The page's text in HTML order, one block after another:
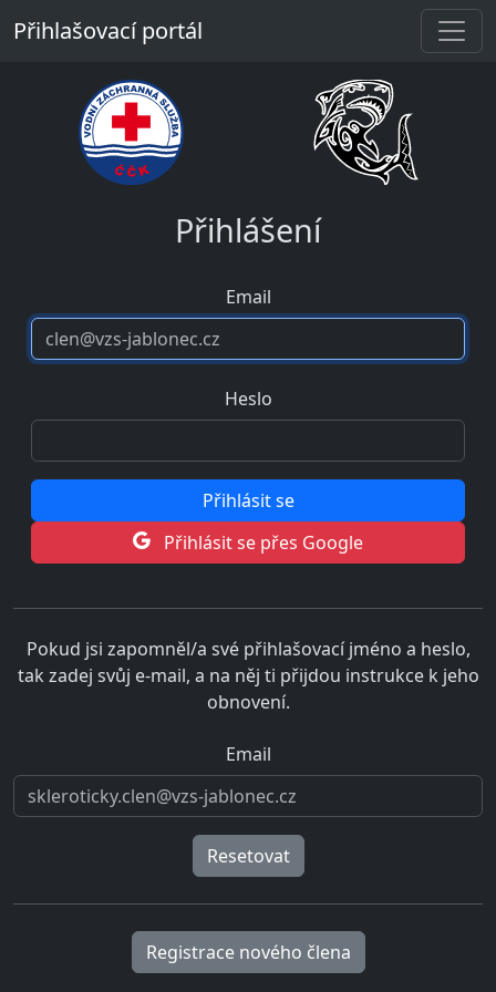
Přihlašovací portál
Přihlášení
Email
Heslo
Přihlásit se přes Google
Pokud jsi zapomněl/a své přihlašovací jméno a heslo,
tak zadej svůj e-mail, a na něj ti přijdou instrukce k jeho
obnovení.
Email
Registrace nového člena